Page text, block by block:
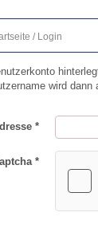
/ Login
wird
*
*